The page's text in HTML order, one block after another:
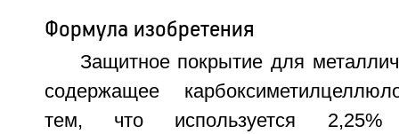
Формула изобретения
Защитное покрытие для
содержащее
тем, что используется 2,25%